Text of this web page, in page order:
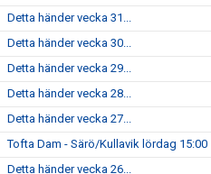
Detta händer vecka 31...
Detta händer vecka 30...
Detta händer vecka 29...
Detta händer vecka 28...
Detta händer vecka 27...
Tofta Dam - Särö/Kullavik lördag 15:00
Detta händer vecka 26...